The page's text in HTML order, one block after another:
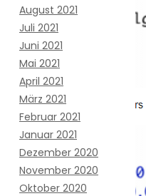
August 2021
Juli 2021
Juni 2021
Mai 2021
April 2021
März 2021
Februar 2021
Januar 2021
Dezember 2020
November 2020
Oktober 2020